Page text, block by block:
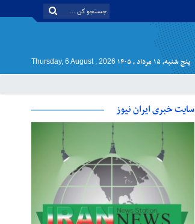
پنج شنبه, ۱۵ مرداد , ۱۴۰۵ Thursday, 6 August , 2026
سایت خبری ایران نیوز